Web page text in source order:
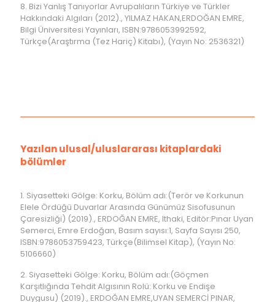
8. Bizi Yanlış Tanıyorlar Avrupalıların Türkiye ve Türkler
Hakkındaki Algıları (2012)., YILMAZ HAKAN,ERDOĞAN EMRE,
Bilgi Üniversitesi Yayınları, ISBN:9786053992592,
Türkçe(Araştırma (Tez Hariç) Kitabı), (Yayın No: 2536321)
Yazılan ulusal/uluslararası kitaplardaki
bölümler
1. Siyasetteki Gölge: Korku, Bölüm adı:(Terör ve Korkunun
Elele Ördüğü Duvarlar Arasında Günümüz Sisofusunun
Çaresizliği) (2019)., ERDOĞAN EMRE, Ithaki, Editör:Pınar Uyan
Semerci, Emre Erdoğan, Basım sayısı:1, Sayfa Sayısı 250,
ISBN:9786053759423, Türkçe(Bilimsel Kitap), (Yayın No:
5106660)
2. Siyasetteki Gölge: Korku, Bölüm adı:(Göçmen
Karşıtlığında Tehdit Algısının Rolü: Korku ve Endişe
Duygusu) (2019)., ERDOĞAN EMRE,UYAN SEMERCİ PINAR,